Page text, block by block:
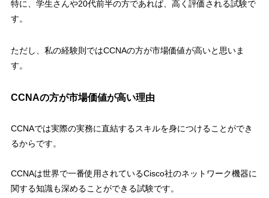
特に、 学生さんや20代前半の方であれば、高く評価される試験で
す。
ただし、私の経験則ではCCNAの方が市場価値が高いと思いま
す。
CCNAの方が市場価値が高い理由
CCNAでは実際の実務に直結するスキルを身につけることができ
るからです。
CCNAは世界で一番使用されているCisco社のネットワーク機器に
関する知識も深めることができる試験です。